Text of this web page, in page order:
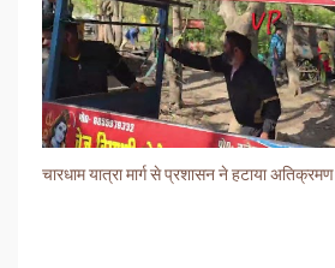
चारधाम यात्रा मार्ग से प्रशासन ने हटाया अतिक्रमण